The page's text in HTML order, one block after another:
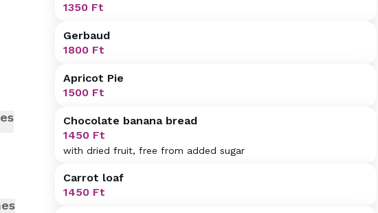
1350Ft
Gerbaud
1800Ft
Apricot Pie
1500Ft
Chocolate banana bread
1450Ft
with dried fruit, free from added sugar
Carrot loaf
1450Ft